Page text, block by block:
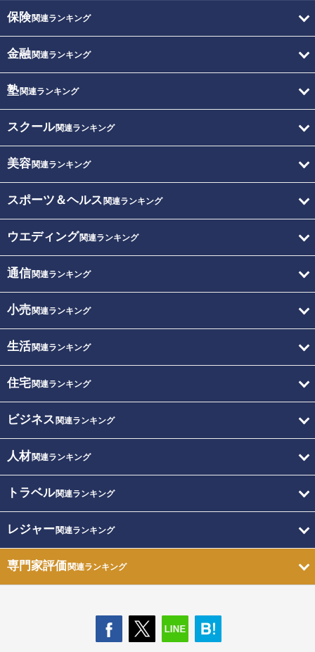
保険関連ランキング
金融関連ランキング
塾関連ランキング
スクール関連ランキング
美容関連ランキング
スポーツ＆ヘルス 関連ランキング
ウエディング関連ランキング
通信関連ランキング
小売関連ランキング
生活関連ランキング
住宅関連ランキング
ビジネス 関連ランキング
人材関連ランキング
トラベル関連ランキング
レジャー関連ランキング
専門家評価関連ランキング